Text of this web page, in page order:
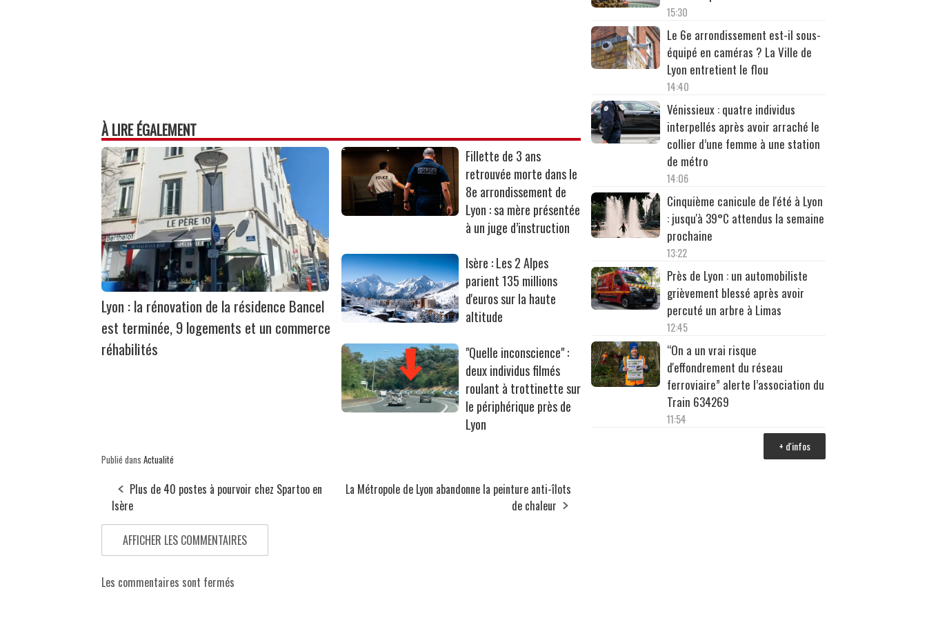
À LIRE ÉGALEMENT
Lyon : la rénovation de la résidence Bancel
est terminée, 9 logements et un commerce
réhabilités
Fillette de 3 ans
retrouvée morte dans le
8e arrondissement de
Lyon : sa mère présentée
à un juge d’instruction
Isère : Les 2 Alpes
parient 135 millions
d'euros sur la haute
altitude
"Quelle inconscience" :
deux individus filmés
roulant à trottinette sur
le périphérique près de
Lyon
Publié dans Actualité
Plus de 40 postes à pourvoir chez Spartoo en
Isère
La Métropole de Lyon abandonne la peinture anti-îlots
de chaleur
AFFICHER LES COMMENTAIRES
Les commentaires sont fermés
15:30
Le 6e arrondissement est-il sous-
équipé en caméras ? La Ville de
Lyon entretient le flou
14:40
Vénissieux : quatre individus
interpellés après avoir arraché le
collier d’une femme à une station
de métro
14:06
Cinquième canicule de l'été à Lyon
: jusqu'à 39°C attendus la semaine
prochaine
13:22
Près de Lyon : un automobiliste
grièvement blessé après avoir
percuté un arbre à Limas
12:45
“On a un vrai risque
d'effondrement du réseau
ferroviaire” alerte l’association du
Train 634269
11:54
+ d'infos